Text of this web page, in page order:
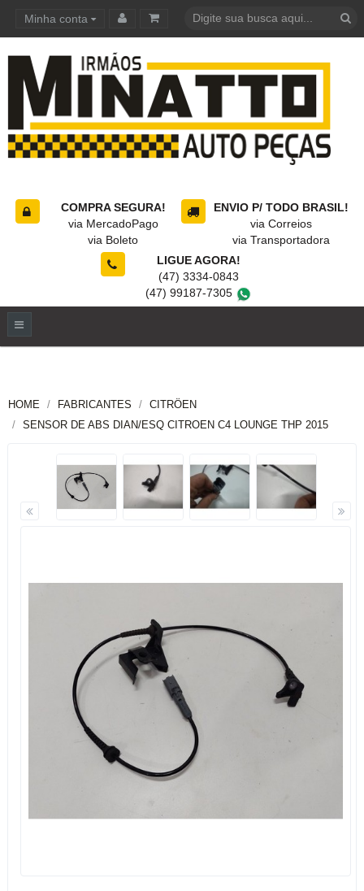
Minha conta
COMPRA SEGURA!
via MercadoPago
via Boleto
ENVIO P/ TODO BRASIL!
via Correios
via Transportadora
LIGUE AGORA!
(47) 3334-0843
(47) 99187-7305
HOME FABRICANTES
CITRÖEN
SENSOR DE ABS DIAN/ESQ CITROEN C4 LOUNGE THP 2015